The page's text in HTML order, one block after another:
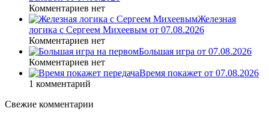
Комментариев нет
Железная
логика с Сергеем Михеевым от 07.08.2026
Комментариев нет
Большая игра от 07.08.2026
Комментариев нет
Время покажет от 07.08.2026
1 комментарий
Свежие комментарии